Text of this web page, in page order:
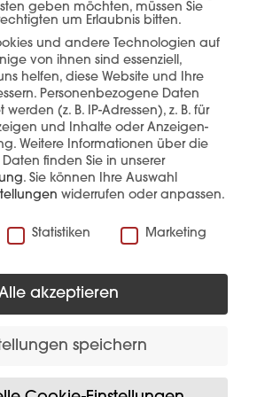
könnten Sie auch
interessieren
geben möchten, müssen Sie
um Erlaubnis bitten.
und andere Technologien auf
von ihnen sind essenziell,
helfen, diese Website und Ihre
Personenbezogene Daten
(z. B. IP-Adressen), z. B. für
und Inhalte oder Anzeigen-
Weitere Informationen über die
finden Sie in unserer
. Sie können Ihre Auswahl
widerrufen oder anpassen.
Statistiken Marketing
akzeptieren
speichern